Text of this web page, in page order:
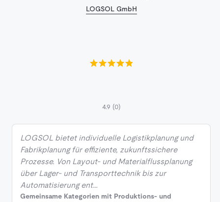
LOGSOL GmbH
4.9 (0)
LOGSOL bietet individuelle Logistikplanung und
Fabrikplanung für effiziente, zukunftssichere
Prozesse. Von Layout- und Materialflussplanung
über Lager- und Transporttechnik bis zur
Automatisierung ent…
Gemeinsame Kategorien mit Produktions- und